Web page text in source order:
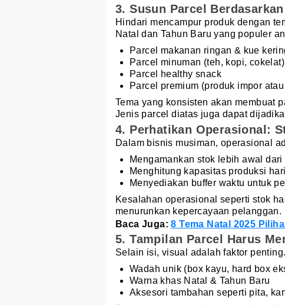
3. Susun Parcel
Hindari mencampur produk dengan
Natal dan Tahun Baru yang populer
Parcel makanan ringan & kue
Parcel minuman (teh, kopi, cokelat)
Parcel healthy snack
Parcel premium (produk impor
Tema yang konsisten akan membuat
Jenis parcel diatas juga dapat
4. Perhatikan Operasional:
Dalam bisnis musiman, operasional
Mengamankan stok lebih awal
Menghitung kapasitas produksi
Menyediakan buffer waktu untuk
Kesalahan operasional seperti stok
menurunkan kepercayaan pelanggan.
Baca Juga:8 Tema Natal 2025
5. Tampilan Parcel Harus
Selain isi, visual adalah faktor
Wadah unik (box kayu, hard box
Warna khas Natal & Tahun Baru
Aksesori tambahan seperti pita,